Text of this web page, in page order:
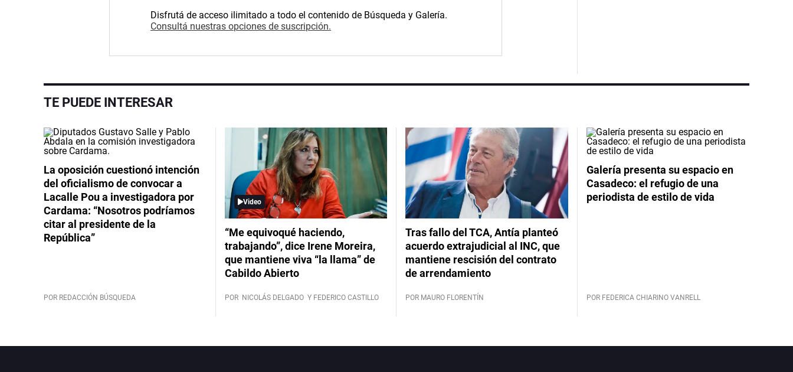
Disfrutá de acceso ilimitado a todo el contenido de Búsqueda y Galería.
Consultá nuestras opciones de suscripción.
TE PUEDE INTERESAR
La oposición cuestionó intención
del oficialismo de convocar a
Lacalle Pou a investigadora por
Cardama: “Nosotros podríamos
citar al presidente de la
República”
POR REDACCIÓN BÚSQUEDA
Video
“Me equivoqué haciendo,
trabajando”, dice Irene Moreira,
que mantiene viva “la llama” de
Cabildo Abierto
POR NICOLÁS DELGADO Y FEDERICO CASTILLO
Tras fallo del TCA, Antía planteó
acuerdo extrajudicial al INC, que
mantiene rescisión del contrato
de arrendamiento
POR MAURO FLORENTÍN
Galería presenta su espacio en
Casadeco: el refugio de una
periodista de estilo de vida
POR FEDERICA CHIARINO VANRELL